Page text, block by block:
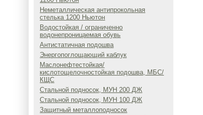
Неметаллическая антипрокольная
стелька 1200 Ньютон
Водостойкая / ограниченно
водонепроницаемая обувь
Антистатичная подошва
Энергопоглощающий каблук
Маслонефтестойкая/
кислотощелочностойкая подошва, МБС/
КЩС
Стальной подносок, МУН 200 ДЖ
Стальной подносок, МУН 100 ДЖ
Защитный металлоподносок